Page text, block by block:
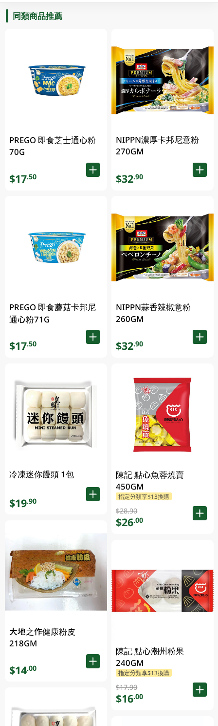
同類商品推薦
PREGO 即食芝士通心粉
70G
$17.50
PREGO 即食蘑菇卡邦尼
通心粉71G
$17.50
冷凍迷你饅頭 1包
$19.90
大地之作健康粉皮
218GM
$14.00
NIPPN濃厚卡邦尼意粉
270GM
$32.90
NIPPN蒜香辣椒意粉
260GM
$32.90
陳記 點心魚蓉燒賣
450GM
指定分類享$13換購
$28.90
$26.00
陳記 點心潮州粉果
240GM
指定分類享$13換購
$17.90
$16.00